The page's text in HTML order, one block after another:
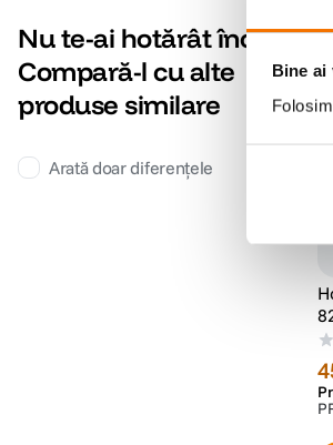
Bine ai
Nu te-ai hotărât încă?
Compară-l cu alte
produse similare
Arată doar diferențele